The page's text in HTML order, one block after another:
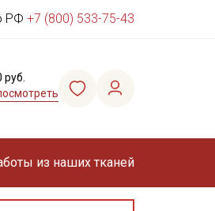
РФ +7 (800) 533-75-43
руб.
из наших тканей